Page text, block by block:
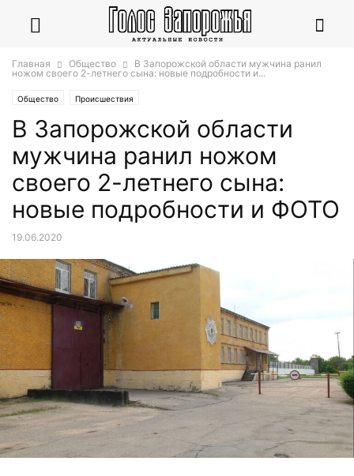
Главная Общество
В Запорожской области мужчина ранил
ножом своего 2-летнего сына: новые подробности и...
Общество Происшествия
В Запорожской области
мужчина ранил ножом
своего 2-летнего сына:
новые подробности и ФОТО
19.06.2020